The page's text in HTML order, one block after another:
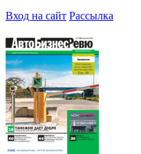
Вход на сайт Рассылка